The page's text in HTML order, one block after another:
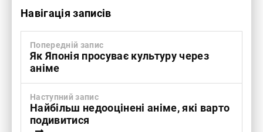
Навігація записів
Попередній запис
Як Японія просуває культуру через
аніме
Наступний запис
Найбільш недооцінені аніме, які варто
подивитися